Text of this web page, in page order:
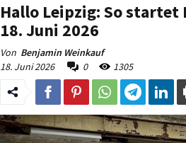
Hallo Leipzig: So startet
18. Juni 2026
Von Benjamin Weinkauf
18. Juni 2026
0 1305